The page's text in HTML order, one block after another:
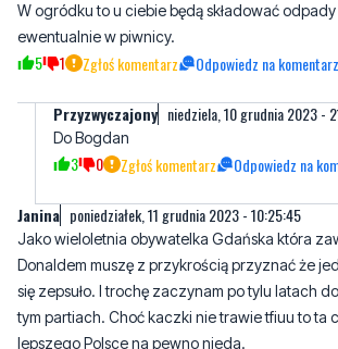
W ogródku to u ciebie będą składować
ewentualnie w piwnicy.
5 1 Zgłoś komentarz Odpowiedz na komentarz
Przyzwyczajony niedziela, 10 grudnia 2023 -
Do Bogdan
3 0 Zgłoś komentarz Odpowiedz na
Janina poniedziałek, 11 grudnia 2023 - 10:25:45
Jako wieloletnia obywatelka Gdańska która
Donaldem muszę z przykrością przyznać że
się zepsuło. I trochę zaczynam po tylu latach
tym partiach. Choć kaczki nie trawie tfiuu to ta
lepszego Polsce na pewno nieda.